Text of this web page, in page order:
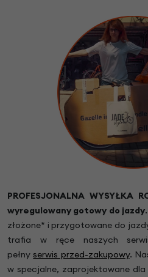
PROFESJONALNA WYSYŁKA
wyregulowany gotowy do jazdy.
złożone* i przygotowane do
trafia w ręce naszych
pełnyserwis przed-zakupowy.
w specjalne, zaprojektowane